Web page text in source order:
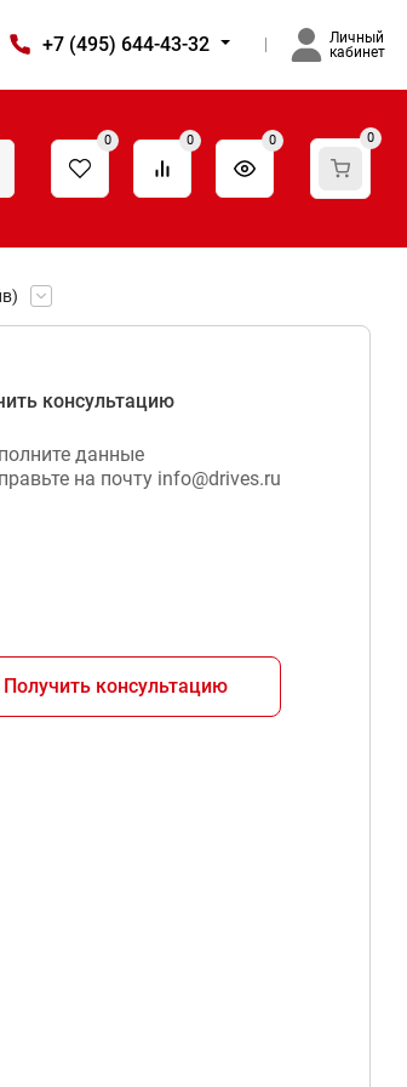
+7 (495) 644-43-32
Личный
кабинет
0 0 0 0
консультацию
данные
на почту info@drives.ru
Получить консультацию